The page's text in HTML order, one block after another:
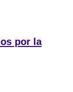
por la